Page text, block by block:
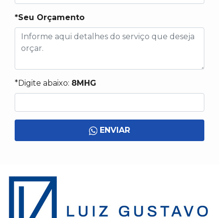
*Seu Orçamento
*Digite abaixo: 8MHG
ENVIAR